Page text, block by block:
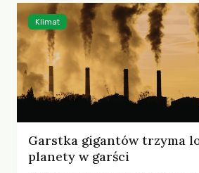
Garstka gigantów trzyma
planety w garści
Klimat